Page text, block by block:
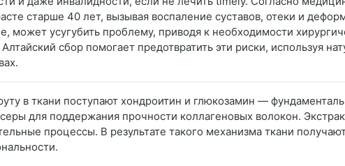
старше 40 лет, вызывая воспаление суставов, отеки и
может усугубить проблему, приводя к необходимости
сбор помогает предотвратить эти риски, используя
в ткани поступают хондроитин и глюкозамин —
для поддержания прочности коллагеновых волокон.
процессы. В результате такого механизма ткани